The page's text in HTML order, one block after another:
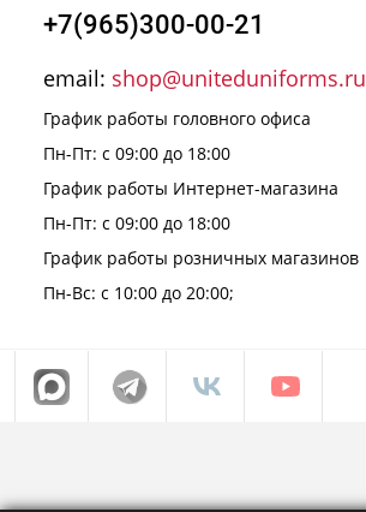
+7(965)300-00-21
email: shop@uniteduniforms.ru
График работы головного офиса
Пн-Пт: с 09:00 до 18:00
График работы Интернет-магазина
Пн-Пт: с 09:00 до 18:00
График работы розничных магазинов
Пн-Вс: с 10:00 до 20:00;